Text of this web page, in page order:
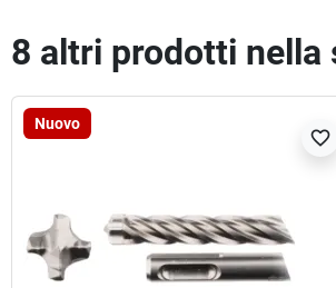
8 altri prodotti nella
Nuovo
favorite_border